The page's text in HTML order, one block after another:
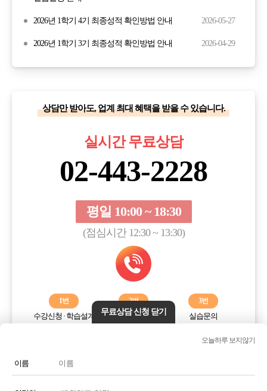
2026년 1학기 4기 최종성적 확인방법 안내 2026-05-27
2026년 1학기 3기 최종성적 확인방법 안내 2026-04-29
상담만 받아도, 업계 최대 혜택을 받을 수 있습니다.
실시간 무료상담
02-443-2228
평일 10:00 ~ 18:30
(점심시간 12:30 ~ 13:30)
1번
수강신청 · 학습설계
2번
학습오류해결
3번
실습문의
전화번호 또는 전화기 모양 아이콘을 클릭하시면 전화통화가
무료상담 신청 닫기
오늘하루 보지않기
이름